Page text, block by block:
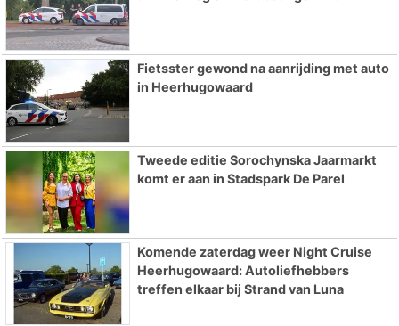
Fietsster gewond na aanrijding met auto
in Heerhugowaard
Tweede editie Sorochynska Jaarmarkt
komt er aan in Stadspark De Parel
Komende zaterdag weer Night Cruise
Heerhugowaard: Autoliefhebbers
treffen elkaar bij Strand van Luna